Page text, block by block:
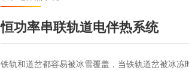
恒功率串联轨道电伴热系统
铁轨和道岔都容易被冰雪覆盖，当铁轨道岔被冰冻